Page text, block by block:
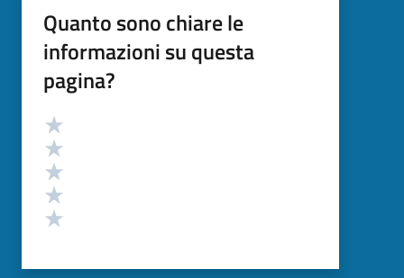
Quanto sono chiare le
informazioni su questa
pagina?
Valutazione